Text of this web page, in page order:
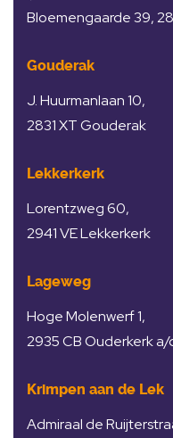
Bloemengaarde 39,
Gouderak
J. Huurmanlaan 10,
2831 XT Gouderak
Lekkerkerk
Lorentzweg 60,
2941 VE Lekkerkerk
Lageweg
Hoge Molenwerf 1,
2935 CB Ouderkerk a/
Krimpen aan de Lek
Admiraal de